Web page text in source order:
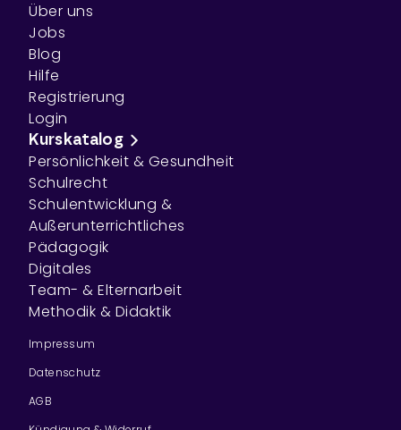
Über uns
Jobs
Blog
Hilfe
Registrierung
Login
Kurskatalog
Persönlichkeit & Gesundheit
Schulrecht
Schulentwicklung &
Außerunterrichtliches
Pädagogik
Digitales
Team- & Elternarbeit
Methodik & Didaktik
Impressum
Datenschutz
AGB